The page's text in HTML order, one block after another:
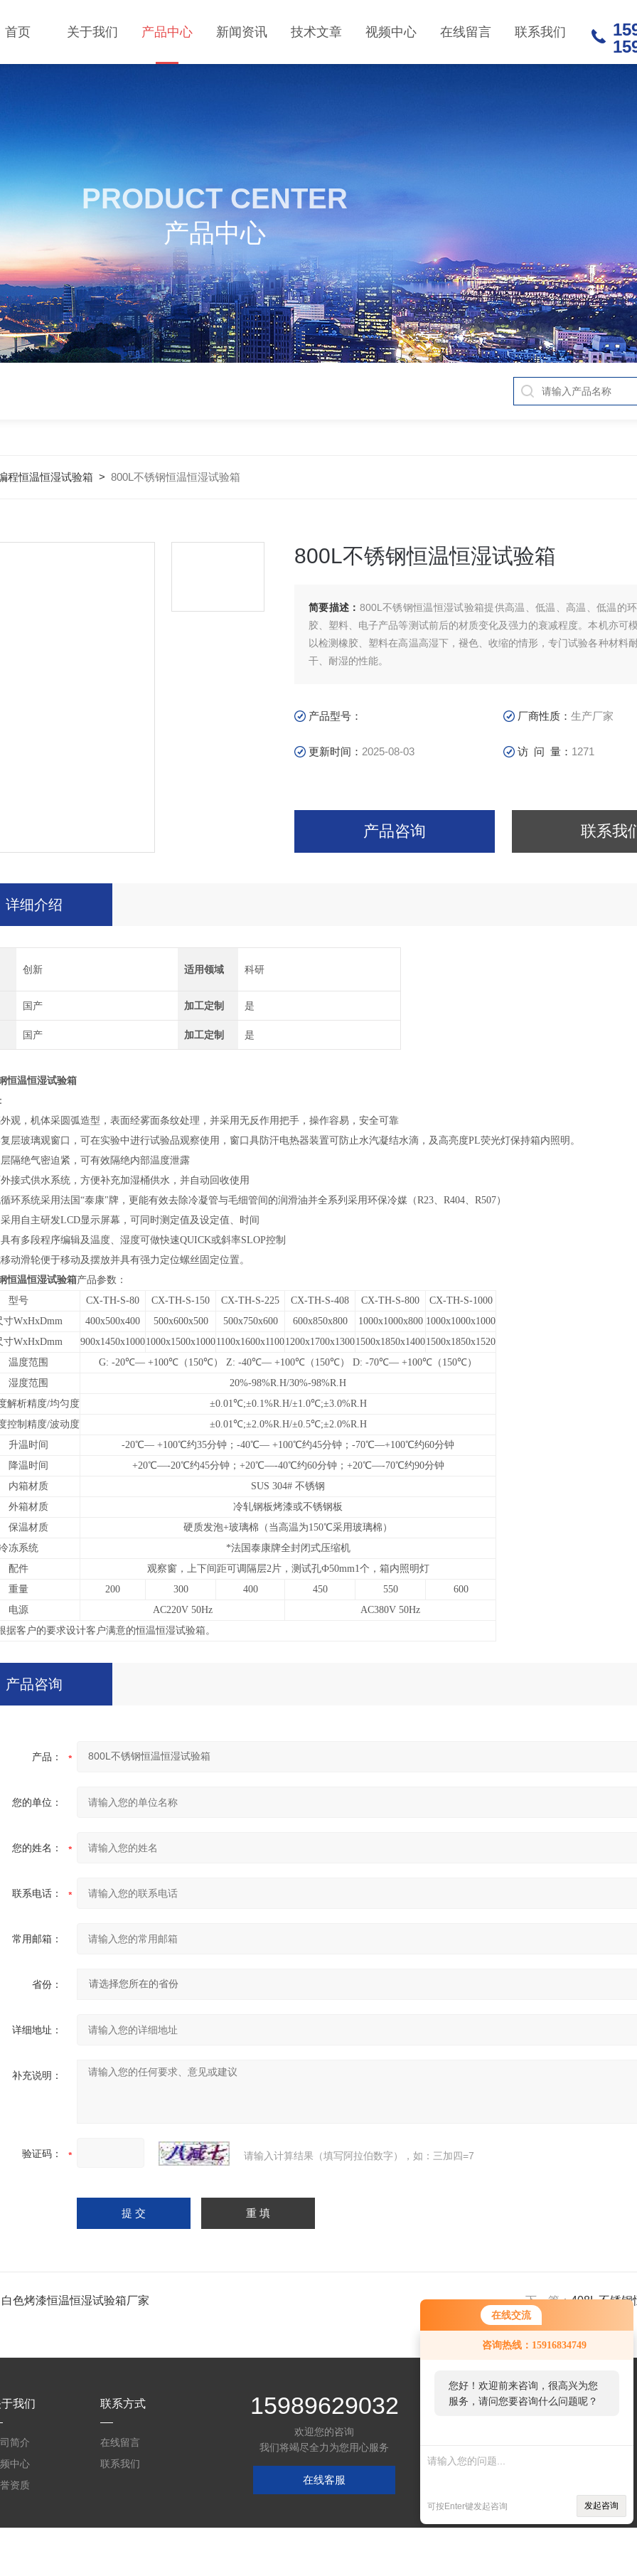
在线交流
咨询热线：15916834749
服务，请问您要咨询什么问题呢？
您好，看您停留很久了，是否找到
了需求产品，您可以直接在线与我
可按Enter键发起咨询 发起咨询
首页 关于我们 产品中心 新闻资讯 技术文章 视频中心 在线留言 联系我们
PRODUCT CENTER
产品中心
程恒温恒湿试验箱 > 800L不锈钢恒温恒湿试验箱
800L不锈钢恒温恒湿试验箱
简要描述： 800L不锈钢恒温恒湿试验箱提供高温、低温、高温、低温的
胶、塑料、电子产品等测试前后的材质变化及强力的衰减程度。本机亦可
以检测橡胶、塑料在高温高湿下，褪色、收缩的情形，专门试验各种材料
干、耐湿的性能。
产品型号： 厂商性质： 生产厂家
更新时间： 2025-08-03 访 问 量： 1271
产品咨询 联系我
详细介绍
创新 适用领域 科研
国产 加工定制 是
国产 加工定制 是
恒温恒湿试验箱
观，机体采圆弧造型，表面经雾面条纹处理，并采用无反作用把手，操作容易，安全可靠
层玻璃观窗口，可在实验中进行试验品观察使用，窗口具防汗电热器装置可防止水汽凝结水滴，及高亮度PL荧光灯保持箱内照明。
隔绝气密迫紧，可有效隔绝内部温度泄露
接式供水系统，方便补充加湿桶供水，并自动回收使用
环系统采用法国“泰康"牌，更能有效去除冷凝管与毛细管间的润滑油并全系列采用环保冷媒（R23、R404、R507）
用自主研发LCD显示屏幕，可同时测定值及设定值、时间
有多段程序编辑及温度、湿度可做快速QUICK或斜率SLOP控制
动滑轮便于移动及摆放并具有强力定位螺丝固定位置。
恒温恒湿试验箱产品参数：
型号
CX-TH-S-80 CX-TH-S-150 CX-TH-S-225 CX-TH-S-408 CX-TH-S-800
CX-TH-S-1000
寸WxHxDmm
400x500x400 500x600x500 500x750x600 600x850x800 1000x1000x800 1000x1000x1000
寸WxHxDmm
900x1450x10001000x1500x10001100x1600x11001200x1700x13001500x1850x14001500x1850x1520
温度范围
G: -20℃— +100℃（150℃） Z: -40℃— +100℃（150℃） D: -70℃— +100℃（150℃）
湿度范围
20%-98%R.H/30%-98%R.H
解析精度/均匀度
±0.01℃;±0.1%R.H/±1.0℃;±3.0%R.H
控制精度/波动度
±0.01℃;±2.0%R.H/±0.5℃;±2.0%R.H
升温时间
-20℃— +100℃约35分钟； -40℃— +100℃约45分钟； -70℃—+100℃约60分钟
降温时间
+20℃—-20℃约45分钟；+20℃—-40℃约60分钟；+20℃—-70℃约90分钟
内箱材质
SUS 304# 不锈钢
外箱材质
冷轧钢板烤漆或不锈钢板
保温材质
硬质发泡+玻璃棉（当高温为150℃采用玻璃棉 ）
冻系统
*法国泰康牌全封闭式压缩机
配件
观察窗，上下间距可调隔层2片，测试孔Ф50mm1个，箱内照明灯
重量
200 300 400 450 550
600
电源
AC220V 50Hz
AC380V 50Hz
据客户的要求设计客户满意的恒温恒湿试验箱。
产品咨询
产品：
您的单位：
您的姓名：
联系电话：
常用邮箱：
省份：
详细地址：
补充说明：
验证码： 请输入计算结果（填写阿拉伯数字），如：三加四=7
白色烤漆恒温恒湿试验箱厂家 下一篇：408L 不锈钢
我们
简介
中心
资质
联系方式
在线留言
联系我们
15989629032
欢迎您的咨询
我们将竭尽全力为您用心服务
在线客服